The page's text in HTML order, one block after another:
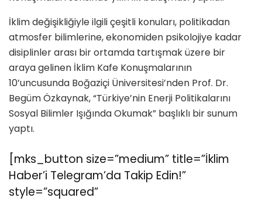
İklim değişikliğiyle ilgili çeşitli konuları, politikadan
atmosfer bilimlerine, ekonomiden psikolojiye kadar
disiplinler arası bir ortamda tartışmak üzere bir
araya gelinen İklim Kafe Konuşmalarının
10’uncusunda Boğaziçi Üniversitesi’nden Prof. Dr.
Begüm Özkaynak, “Türkiye’nin Enerji Politikalarını
Sosyal Bilimler Işığında Okumak” başlıklı bir sunum
yaptı.
[mks_button size=”medium” title=”İklim
Haber’i Telegram’da Takip Edin!”
style=”squared”